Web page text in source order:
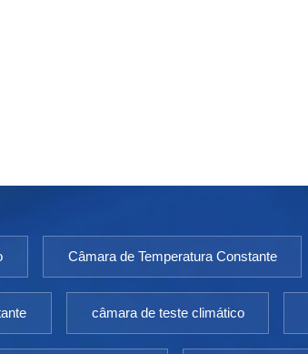
Câmara de Temperatura Constante
câmara de teste climático